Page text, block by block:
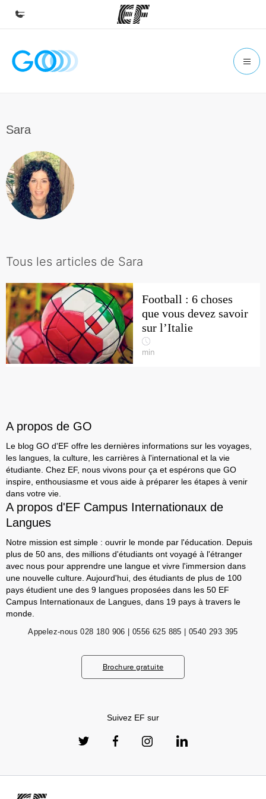
Accueil
Trouver un bureau
A propos de nous
Qui sommes-nous ?
Sara
Tous les articles de Sara
Football : 6 choses
que vous devez savoir
sur l’Italie
min
A propos de GO
Le blog GO d'EF offre les dernières informations sur les voyages,
les langues, la culture, les carrières à l'international et la vie
étudiante. Chez EF, nous vivons pour ça et espérons que GO
inspire, enthousiasme et vous aide à préparer les étapes à venir
dans votre vie.
A propos d'EF Campus Internationaux de
Langues
Notre mission est simple : ouvrir le monde par l'éducation. Depuis
plus de 50 ans, des millions d'étudiants ont voyagé à l'étranger
avec nous pour apprendre une langue et vivre l'immersion dans
une nouvelle culture. Aujourd'hui, des étudiants de plus de 100
pays étudient une des 9 langues proposées dans les 50 EF
Campus Internationaux de Langues, dans 19 pays à travers le
monde.
Appelez-nous 028 180 906 | 0556 625 885 | 0540 293 395
Brochure gratuite
Suivez EF sur